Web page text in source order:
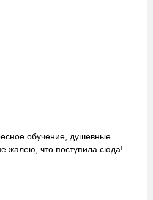
обучение, душевные
жалею, что поступила сюда!